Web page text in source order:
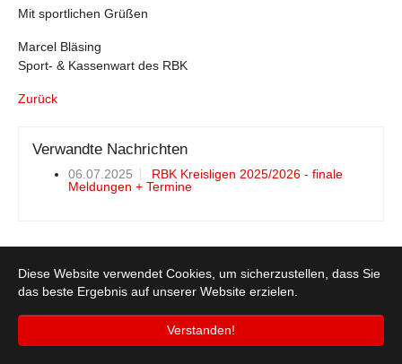
Diese Website verwendet Cookies, um sicherzustellen, dass Sie
das beste Ergebnis auf unserer Website erzielen.
Verstanden!
Mit sportlichen Grüßen
Marcel Bläsing
Sport- & Kassenwart des RBK
Zurück
Verwandte Nachrichten
06.07.2025
RBK Kreisligen 2025/2026 - finale
Meldungen + Termine
© 2026 Rheinisch-Bergischer Basketballkreis e.V.